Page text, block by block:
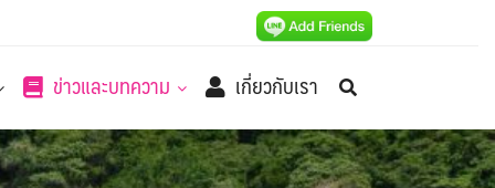
ข่าวและบทความ เกี่ยวกับเรา